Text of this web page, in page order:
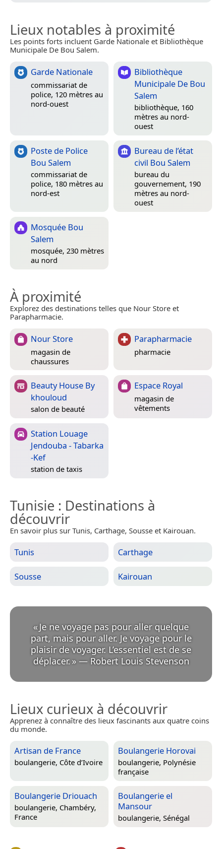
Lieux notables à proximité
Les points forts incluent Garde Nationale et Bibliothèque
Municipale De Bou Salem.
Garde Nationale
commissariat de
police, 120 mètres au
nord-ouest
Bibliothèque
Municipale De Bou
Salem
bibliothèque, 160
mètres au nord-
ouest
Poste de Police
Bou Salem
commissariat de
police, 180 mètres au
nord-est
Bureau de l’état
civil Bou Salem
bureau du
gouvernement, 190
mètres au nord-
ouest
Mosquée Bou
Salem
mosquée, 230 mètres
au nord
À proximité
Explorez des destinations telles que Nour Store et
Parapharmacie.
Nour Store
magasin de
chaussures
Parapharmacie
pharmacie
Beauty House By
khouloud
salon de beauté
Espace Royal
magasin de
vêtements
Station Louage
Jendouba - Tabarka
-Kef
station de taxis
Tunisie : Destinations à
découvrir
En savoir plus sur Tunis, Carthage, Sousse et Kairouan.
Tunis Carthage
Sousse Kairouan
«Je ne voyage pas pour aller quelque
part, mais pour aller. Je voyage pour le
plaisir de voyager. L’essentiel est de se
déplacer. » — Robert Louis Stevenson
Lieux curieux à découvrir
Apprenez à connaître des lieux fascinants aux quatre coins
du monde.
Artisan de France
boulangerie, Côte d’Ivoire
Boulangerie Horovai
boulangerie, Polynésie
française
Boulangerie Driouach
boulangerie, Chambéry,
France
Boulangerie el
Mansour
boulangerie, Sénégal